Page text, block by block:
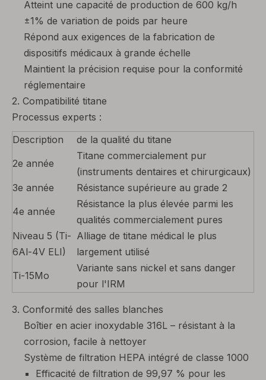
Atteint une capacité de production de 600 kg/h
±1% de variation de poids par heure
Répond aux exigences de la fabrication de
dispositifs médicaux à grande échelle
Maintient la précision requise pour la conformité
réglementaire
2. Compatibilité titane
Processus experts :
Description
de la qualité du titane
2e année
Titane commercialement pur
(instruments dentaires et chirurgicaux)
3e année
Résistance supérieure au grade 2
4e année
Résistance la plus élevée parmi les
qualités commercialement pures
Niveau 5 (Ti-
6Al-4V ELI)
Alliage de titane médical le plus
largement utilisé
Ti-15Mo
Variante sans nickel et sans danger
pour l'IRM
3. Conformité des salles blanches
Boîtier en acier inoxydable 316L – résistant à la
corrosion, facile à nettoyer
Système de filtration HEPA intégré de classe 1000
Efficacité de filtration de 99,97 % pour les